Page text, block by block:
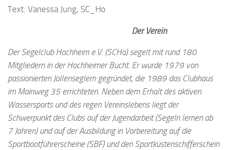
Text: Vanessa Jung, SC_Ho
Der Verein
Der Segelclub Hochheim e.V. (SCHo) segelt mit rund 180
Mitgliedern in der Hochheimer Bucht. Er wurde 1979 von
passionierten Jollenseglern gegründet, die 1989 das Clubhaus
im Mainweg 35 errichteten. Neben dem Erhalt des aktiven
Wassersports und des regen Vereinslebens liegt der
Schwerpunkt des Clubs auf der Jugendarbeit (Segeln lernen ab
7 Jahren) und auf der Ausbildung in Vorbereitung auf die
Sportbootführerscheine (SBF) und den Sportküstenschifferschein